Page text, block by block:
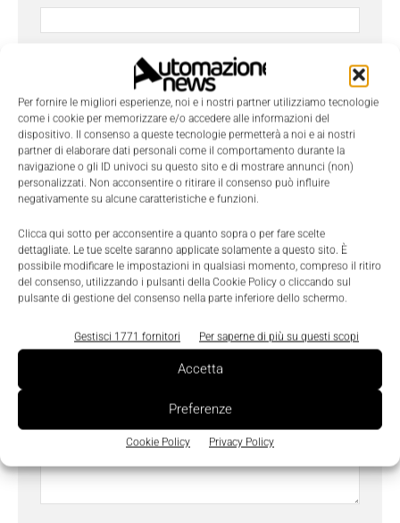
Per fornire le migliori esperienze, noi e i nostri partner utilizziamo tecnologie
come i cookie per memorizzare e/o accedere alle informazioni del
dispositivo. Il consenso a queste tecnologie permetterà a noi e ai nostri
partner di elaborare dati personali come il comportamento durante la
navigazione o gli ID univoci su questo sito e di mostrare annunci (non)
personalizzati. Non acconsentire o ritirare il consenso può influire
negativamente su alcune caratteristiche e funzioni.
Clicca qui sotto per acconsentire a quanto sopra o per fare scelte
dettagliate. Le tue scelte saranno applicate solamente a questo sito. È
possibile modificare le impostazioni in qualsiasi momento, compreso il ritiro
del consenso, utilizzando i pulsanti della Cookie Policy o cliccando sul
pulsante di gestione del consenso nella parte inferiore dello schermo.
Gestisci 1771 fornitori Per saperne di più su questi scopi
Accetta
Preferenze
Cookie Policy Privacy Policy
Telefono
Oggetto
Messaggio*